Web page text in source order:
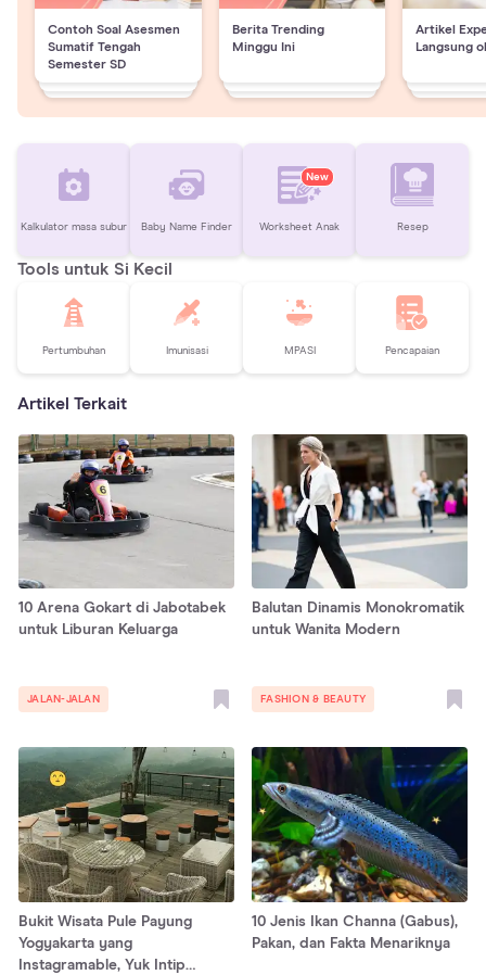
Contoh Soal Asesmen
Sumatif Tengah
Semester SD
Berita Trending
Minggu Ini
Artikel
Langsung
Kalkulator masa subur Baby Name Finder
New
Worksheet Anak Resep
Tools untuk Si Kecil
Pertumbuhan Imunisasi MPASI Pencapaian
Artikel Terkait
10 Arena Gokart di Jabotabek
untuk Liburan Keluarga
JALAN-JALAN
Balutan Dinamis Monokromatik
untuk Wanita Modern
FASHION & BEAUTY
Bukit Wisata Pule Payung
Yogyakarta yang
Instagramable, Yuk Intip
10 Jenis Ikan Channa (Gabus),
Pakan, dan Fakta Menariknya